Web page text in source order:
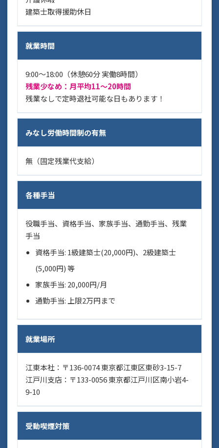
建築士取得援助休日
就業時間
9:00〜18:00（休憩60分 実働8時間）
残業少なめ：月平均11～20時間
残業なしで定時退社可能な日もあります！
みなし労働時間制の有無
無（固定残業代支給）
各種手当
役職手当、資格手当、家族手当、通勤手当、残業
手当
資格手当: 1級建築士(20,000円)、2級建築士
(5,000円) 等
家族手当: 20,000円/月
通勤手当: 上限2万円まで
就業場所
江東本社：〒136-0074 東京都江東区東砂3-15-7
江戸川支店：〒133-0056 東京都江戸川区南小岩4-
9-10
受動喫煙対策